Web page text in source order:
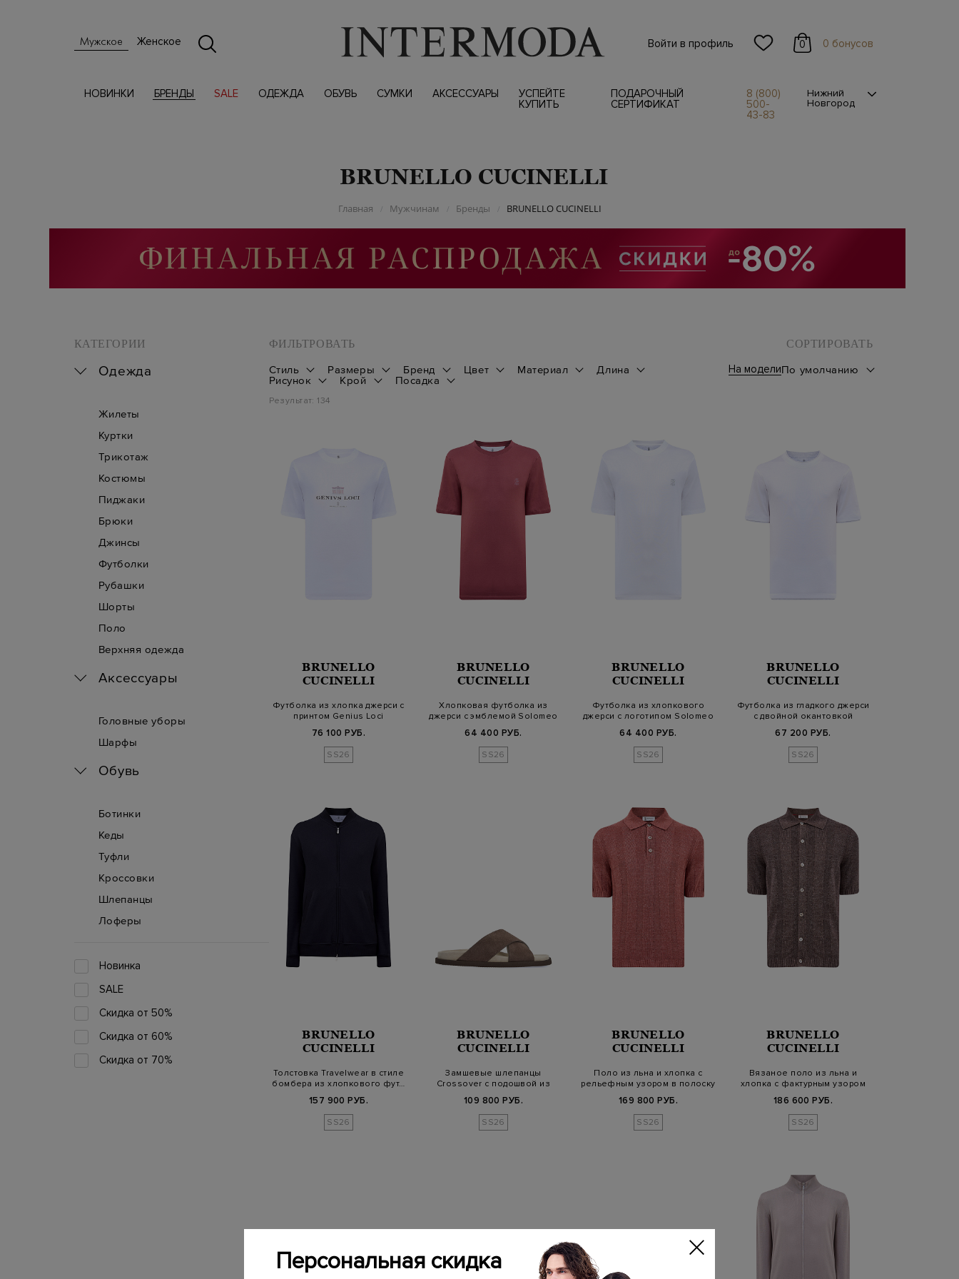
Мужское Женское Войти в профиль 0 0 бонусов
НОВИНКИ БРЕНДЫ SALE ОДЕЖДА ОБУВЬ СУМКИ АКСЕССУАРЫ
УСПЕЙТЕ
КУПИТЬ
ПОДАРОЧНЫЙ
СЕРТИФИКАТ
8 (800)
500-
43-83
Нижний
Новгород
BRUNELLO CUCINELLI
Главная / Мужчинам / Бренды / BRUNELLO CUCINELLI
КАТЕГОРИИ
Одежда
Жилеты
Куртки
Трикотаж
Костюмы
Пиджаки
Брюки
Джинсы
Футболки
Рубашки
Шорты
Поло
Верхняя одежда
Аксессуары
Головные уборы
Шарфы
Обувь
Ботинки
Кеды
Туфли
Кроссовки
Шлепанцы
Лоферы
Новинка
SALE
Скидка от 50%
Скидка от 60%
Скидка от 70%
ФИЛЬТРОВАТЬ
Стиль Размеры Бренд Цвет Материал
Длина
Рисунок
Крой Посадка
На модели
СОРТИРОВАТЬ
По умолчанию
Результат: 134
BRUNELLO
CUCINELLI
Футболка из хлопка джерси с
принтом Genius Loci
76 100 РУБ.
SS26
BRUNELLO
CUCINELLI
Хлопковая футболка из
джерси с эмблемой Solomeo
64 400 РУБ.
SS26
BRUNELLO
CUCINELLI
Футболка из хлопкового
джерси с логотипом Solomeo
64 400 РУБ.
SS26
BRUNELLO
CUCINELLI
Футболка из гладкого джерси
с двойной окантовкой
67 200 РУБ.
SS26
BRUNELLO
CUCINELLI
Толстовка Travelwear в стиле
бомбера из хлопкового фут…
157 900 РУБ.
SS26
BRUNELLO
CUCINELLI
Замшевые шлепанцы
Crossover с подошвой из
109 800 РУБ.
SS26
BRUNELLO
CUCINELLI
Поло из льна и хлопка с
рельефным узором в полоску
169 800 РУБ.
SS26
BRUNELLO
CUCINELLI
Вязаное поло из льна и
хлопка с фактурным узором
186 600 РУБ.
SS26
Персональная скидка